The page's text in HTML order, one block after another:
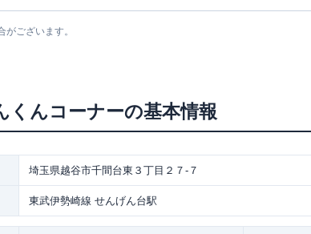
ございます。
くんコーナーの基本情報
埼玉県越谷市千間台東３丁目２７-７
東武伊勢崎線 せんげん台駅